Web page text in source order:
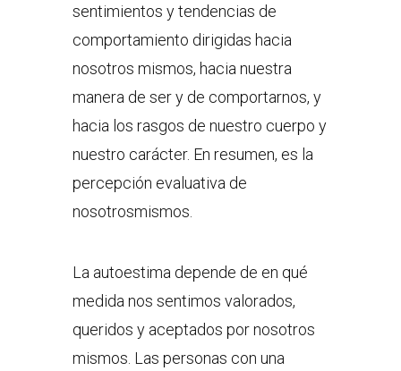
sentimientos y tendencias de
comportamiento dirigidas hacia
nosotros mismos, hacia nuestra
manera de ser y de comportarnos, y
hacia los rasgos de nuestro cuerpo y
nuestro carácter. En resumen, es la
percepción evaluativa de
nosotrosmismos.
La autoestima depende de en qué
medida nos sentimos valorados,
queridos y aceptados por nosotros
mismos. Las personas con una